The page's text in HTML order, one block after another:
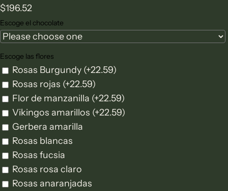
$196.52
Escoge el chocolate
Escoge las flores
Rosas Burgundy (+22.59)
Rosas rojas (+22.59)
Flor de manzanilla (+22.59)
Vikingos amarillos (+22.59)
Gerbera amarilla
Rosas blancas
Rosas fucsia
Rosas rosa claro
Rosas anaranjadas